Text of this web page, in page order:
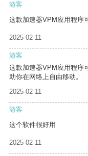
游客
这款加速器VPM应用程序
2025-02-11
游客
这款加速器VPM应用程序
助你在网络上自由移动。
2025-02-11
游客
这个软件很好用
2025-02-11